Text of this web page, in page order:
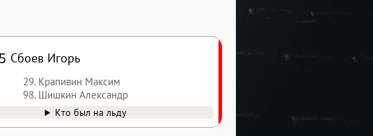
Сбоев Игорь
29. Крапивин Максим
98. Шишкин Александр
Кто был на льду